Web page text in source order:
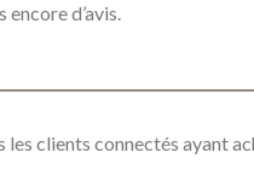
encore d’avis.
les clients connectés ayant